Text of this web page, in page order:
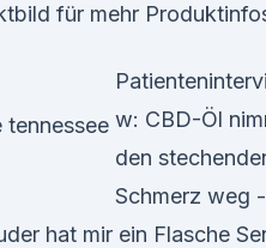
für mehr
w: CBD-Öl
den
Schmerz weg -
hat mir ein Flasche